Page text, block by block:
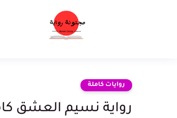
روايات كاملة
رواية نسيم العشق